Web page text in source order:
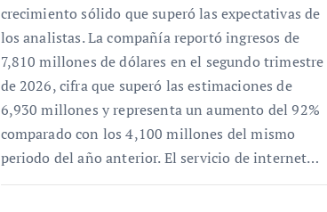
crecimiento sólido que superó las expectativas de
los analistas. La compañía reportó ingresos de
7,810 millones de dólares en el segundo trimestre
de 2026, cifra que superó las estimaciones de
6,930 millones y representa un aumento del 92%
comparado con los 4,100 millones del mismo
periodo del año anterior. El servicio de internet…